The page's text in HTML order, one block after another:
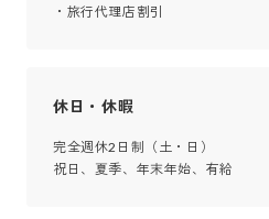
・旅行代理店割引
休日・休暇
完全週休2日制（土・日）
祝日、夏季、年末年始、有給